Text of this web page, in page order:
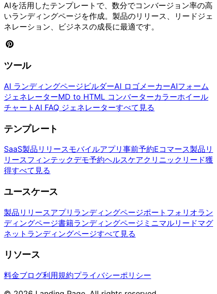
AIを活用したテンプレートで、数分でコンバージョン率の高
いランディングページを作成。製品のリリース、リードジェ
ネレーション、ビジネスの成長に最適です。
ツール
AI ランディングページビルダーAI ロゴメーカーAIフォーム
ジェネレーターMD to HTML コンバーターカラーホイール
チャート AI FAQ ジェネレーターすべて見る
テンプレート
SaaS製品リリースモバイルアプリ事前予約Eコマース製品リ
リースフィンテックデモ予約ヘルスケアクリニックリード獲
得すべて見る
ユースケース
製品リリースアプリランディングページポートフォリオラン
ディングページ書籍ランディングページ ミニマルリードマグ
ネットランディングページすべて見る
リソース
料金ブログ利用規約プライバシーポリシー